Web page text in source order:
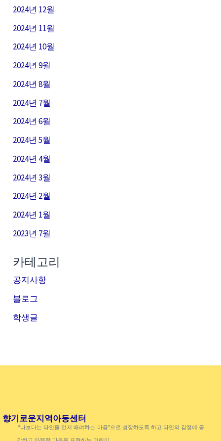
2024년 12월
2024년 11월
2024년 10월
2024년 9월
2024년 8월
2024년 7월
2024년 6월
2024년 5월
2024년 4월
2024년 3월
2024년 2월
2024년 1월
2023년 7월
카테고리
공지사항
블로그
학생글
향기로운지역아동센터
“나보다는 타인을 먼저 배려하는 마음”으로 성장하도록 하고 타인의 감정에 공